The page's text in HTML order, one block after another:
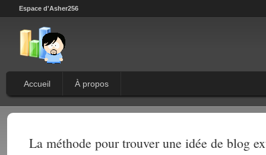
Espace d'Asher256
Accueil À propos
La méthode pour trouver une idée de blog